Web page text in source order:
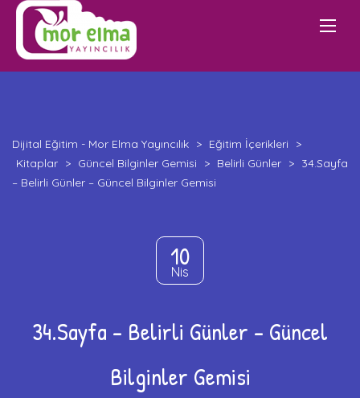
Dijital Eğitim - Mor Elma Yayıncılık > Eğitim İçerikleri
>
Kitaplar > Güncel Bilginler Gemisi > Belirli Günler > 34.Sayfa
– Belirli Günler – Güncel Bilginler Gemisi
10
Nis
34.Sayfa – Belirli Günler – Güncel
Bilginler Gemisi